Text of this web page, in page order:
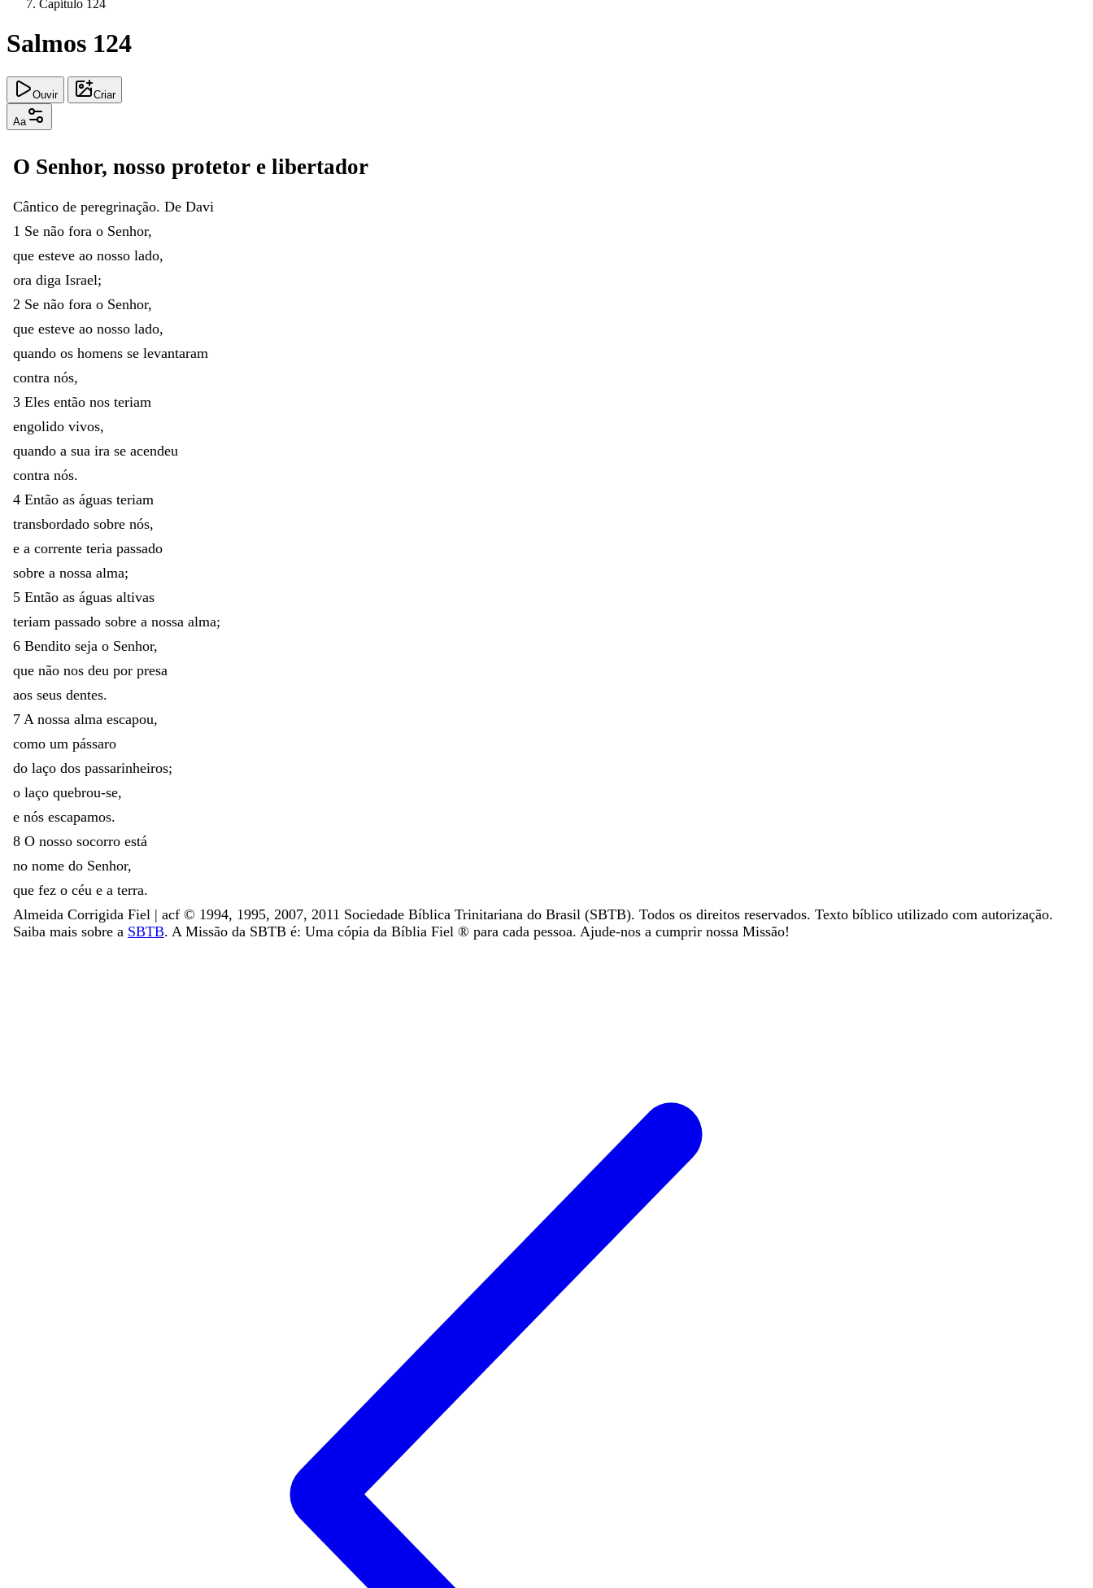
Capítulo 124
Salmos 124
Ouvir Criar
Aa
O Senhor, nosso protetor e libertador
Cântico de peregrinação. De Davi
1 Se não fora o Senhor,
que esteve ao nosso lado,
ora diga Israel;
2 Se não fora o Senhor,
que esteve ao nosso lado,
quando os homens se levantaram
contra nós,
3 Eles então nos teriam
engolido vivos,
quando a sua ira se acendeu
contra nós.
4 Então as águas teriam
transbordado sobre nós,
e a corrente teria passado
sobre a nossa alma;
5 Então as águas altivas
teriam passado sobre a nossa alma;
6 Bendito seja o Senhor,
que não nos deu por presa
aos seus dentes.
7 A nossa alma escapou,
como um pássaro
do laço dos passarinheiros;
o laço quebrou-se,
e nós escapamos.
8 O nosso socorro está
no nome do Senhor,
que fez o céu e a terra.
Almeida Corrigida Fiel | acf ©️ 1994, 1995, 2007, 2011 Sociedade Bíblica Trinitariana do Brasil (SBTB). Todos os direitos reservados. Texto bíblico utilizado com autorização.
Saiba mais sobre a SBTB. A Missão da SBTB é: Uma cópia da Bíblia Fiel ®️ para cada pessoa. Ajude-nos a cumprir nossa Missão!